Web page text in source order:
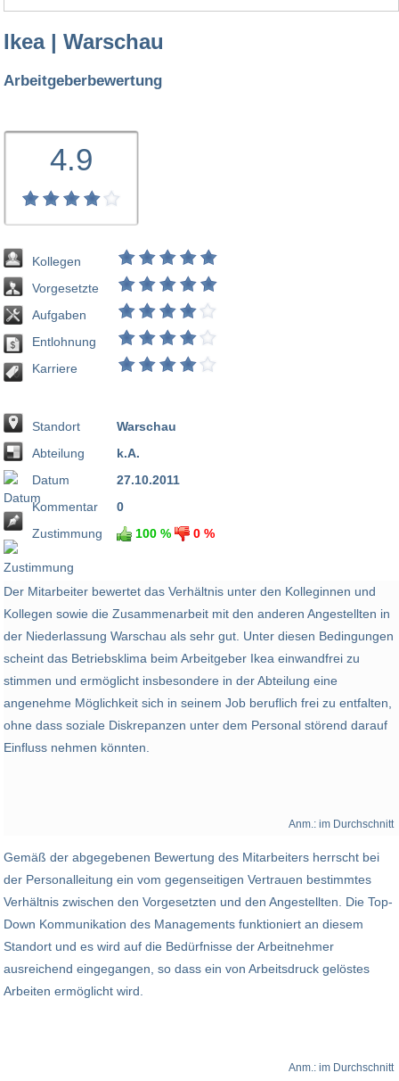
Ikea | Warschau
Arbeitgeberbewertung
4.9
Kollegen
Vorgesetzte
Aufgaben
Entlohnung
Karriere
Standort
Abteilung
Datum
Kommentar
Zustimmung
Warschau
k.A.
27.10.2011
0
100 %
0 %
Der Mitarbeiter bewertet das Verhältnis unter den Kolleginnen und
Kollegen sowie die Zusammenarbeit mit den anderen Angestellten in
der Niederlassung Warschau als sehr gut. Unter diesen Bedingungen
scheint das Betriebsklima beim Arbeitgeber Ikea einwandfrei zu
stimmen und ermöglicht insbesondere in der Abteilung eine
angenehme Möglichkeit sich in seinem Job beruflich frei zu entfalten,
ohne dass soziale Diskrepanzen unter dem Personal störend darauf
Einfluss nehmen könnten.
Anm.: im Durchschnitt
Gemäß der abgegebenen Bewertung des Mitarbeiters herrscht bei
der Personalleitung ein vom gegenseitigen Vertrauen bestimmtes
Verhältnis zwischen den Vorgesetzten und den Angestellten. Die Top-
Down Kommunikation des Managements funktioniert an diesem
Standort und es wird auf die Bedürfnisse der Arbeitnehmer
ausreichend eingegangen, so dass ein von Arbeitsdruck gelöstes
Arbeiten ermöglicht wird.
Anm.: im Durchschnitt